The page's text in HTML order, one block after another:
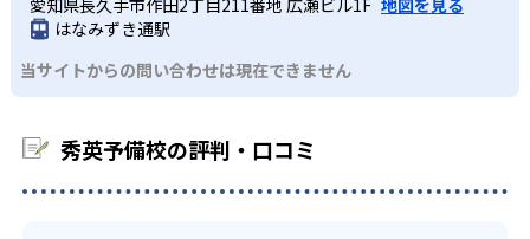
ペースで学習できる。
他にも、オンラインスタイルでは集団授業、個別指導、映
像授業から選択できる。自宅から通塾と同じレベルの授業
ルでは、疑問点をすぐに質問しながら自分のペースで自学
自習を進められる。これらの学習スタイルから自分に合っ
たものを選択、もしくは掛け合わせて学習を進めること
入試に向けて定期テスト対策をしたい子ども向け
秀英予備校は、地域の中学校ごとに、過去の定期テストデ
ータから出題の傾向と、押さえておくべき重要ポイントを
とに、万全の定期テスト対策を行う。また、中学3年生では
学校裁量問題、独自入試、校長会テスト、学力調査など、
各地域の入試事情や実力テストに応じたゼミも開講。万全
また、秀英予備校の授業で使用するテキストは、教材作成
の専門スタッフが作っている。実際に指導する教師の声を
もとにテキストが作成されるため、無駄なく授業が進めら
が掲載されているので、テキスト1冊でも実践力を身につけ
られる。
どんなデメリットがある？
中学校の合格実績
静岡大学教育学部附属静岡中学校 52
静岡大学教育学部附属島田中学校
静岡大学教育学部附属浜松中学校 6
はなみずき通駅
当サイトからの問い合わせは現在できません
秀英予備校の評判・口コミ